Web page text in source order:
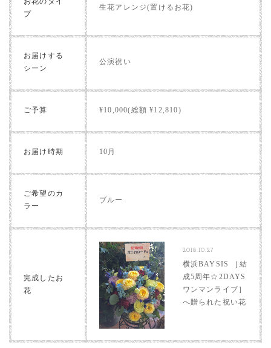
プ
生花アレンジ(置けるお花)
お届けする
シーン
公演祝い
ご予算 ¥10,000(総額 ¥12,810)
お届け時期 10月
ご希望のカ
ラー
ブルー
完成したお
花
2018.10.27
横浜BAYSIS ［結
成5周年☆2DAYS
ワンマンライブ］
へ贈られた祝い花